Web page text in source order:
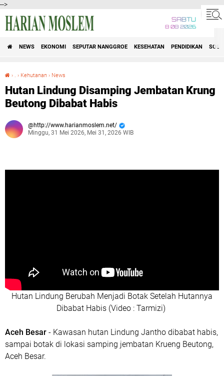
-->
SABTU
8 08 2026
NEWS EKONOMI SEPUTAR NANGGROE KESEHATAN PENDIDIKAN
› . › Kehutanan › News
Hutan Lindung Disamping Jembatan Krung
Beutong Dibabat Habis
http://www.harianmoslem.net/
Minggu, 31 Mei 2026, Mei 31, 2026 WIB
Hutan Lindung Berubah Menjadi Botak Setelah Hutannya
Dibabat Habis (Video : Tarmizi)
Aceh Besar - Kawasan hutan Lindung Jantho dibabat habis,
sampai botak di lokasi samping jembatan Krueng Beutong,
Aceh Besar.